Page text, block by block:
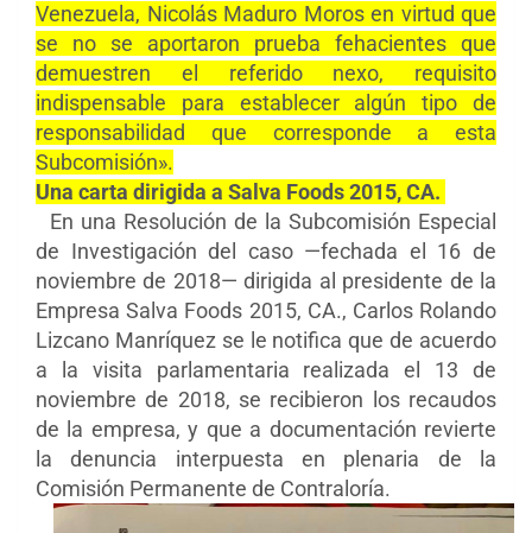
Venezuela, Nicolás Maduro Moros en virtud que
se no se aportaron prueba fehacientes que
demuestren el referido nexo, requisito
indispensable para establecer algún tipo de
responsabilidad que corresponde a esta
Subcomisión».
Una carta dirigida a Salva Foods 2015, CA.
En una Resolución de la Subcomisión Especial
de Investigación del caso —fechada el 16 de
noviembre de 2018— dirigida al presidente de la
Empresa Salva Foods 2015, CA., Carlos Rolando
Lizcano Manríquez se le notifica que de acuerdo
a la visita parlamentaria realizada el 13 de
noviembre de 2018, se recibieron los recaudos
de la empresa, y que a documentación revierte
la denuncia interpuesta en plenaria de la
Comisión Permanente de Contraloría.